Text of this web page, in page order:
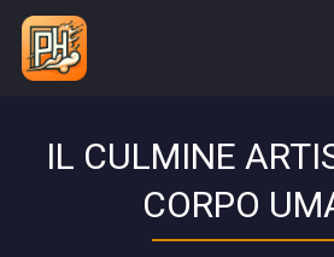
IL CULMINE
CORPO